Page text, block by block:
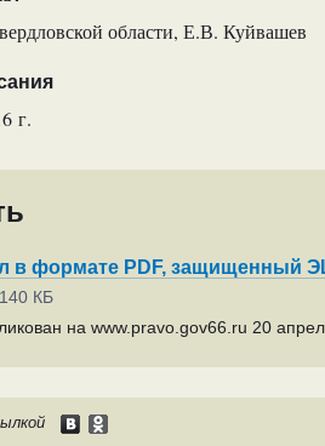
области, Е.В. Куйвашев
г.
в формате PDF, защищенный
КБ
на www.pravo.gov66.ru 20